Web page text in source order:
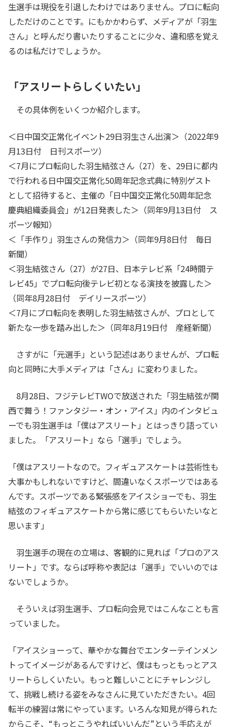
生選手は現役を引退したわけではありません。プロに転向
しただけのことです。にもかかわらず、メディアが「羽生
さん」と呼んだり書いたりすることに少々、違和感を覚え
るのは私だけでしょうか。
「アスリートらしくいたい」
その具体例をいくつか紹介します。
＜日中国交正常化イベント29日羽生さん出演＞（2022年9
月13日付 日刊スポーツ）
＜7月にプロ転向した羽生結弦さん（27）を、29日に都内
で行われる日中国交正常化50周年記念式典に特別ゲスト
として招待すると、主催の「日中国交正常化50周年記念
慶典組織委員会」が12日発表した＞（同年9月13日付 ス
ポーツ報知）
＜「手作り」羽生さんの発信力＞（同年9月8日付 毎日
新聞）
＜羽生結弦さん（27）が27日、日本テレビ系「24時間テ
レビ45」でプロ転向後テレビ初となる演技を披露した＞
（同年8月28日付 デイリースポーツ）
＜7月にプロ転向を表明した羽生結弦さんが、プロとして
新たな一歩を踏み出した＞（同年8月19日付 産経新聞）
さすがに「元選手」という記述はありませんが、プロ転
向と同時に大手メディアは「さん」に変わりました。
8月28日、フジテレビTWOで放送された「羽生結弦が関
西で舞う！ファンタジー・オン・アイス」内のインタビュ
ーでも羽生選手は「僕はアスリート」とはっきり語ってい
ました。「アスリート」なら「選手」でしょう。
「僕はアスリートなので。フィギュアスケートは芸術性も
大事かもしれないですけど、間違いなくスポーツではある
んです。スポーツである緊張感をアイスショーでも、羽生
結弦のフィギュアスケートから常に感じてもらいたいなと
思います」
羽生選手の現在の立場は、客観的に見れば「プロのアス
リート」です。ならば呼称や表記は「選手」でいいのでは
ないでしょうか。
そういえば羽生選手、プロ転向会見ではこんなことも言
っていました。
「アイスショーって、華やかな舞台でエンターテインメン
トってイメージがあるんですけど、僕はもっともっとアス
リートらしくいたい。もっと難しいことにチャレンジし
て、挑戦し続ける姿をみなさんに見ていただきたい。4回
転半の練習は常にやっています。いろんな知見が得られた
からこそ、“もっとこうやればいいんだ”という手応えが